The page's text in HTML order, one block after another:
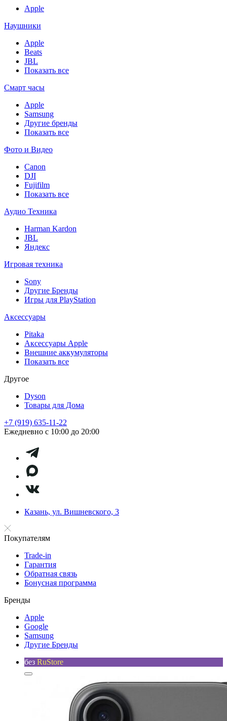
Apple
Наушники
Apple
Beats
JBL
Показать все
Смарт часы
Apple
Samsung
Другие бренды
Показать все
Фото и Видео
Canon
DJI
Fujifilm
Показать все
Аудио Техника
Harman Kardon
JBL
Яндекс
Игровая техника
Sony
Другие Бренды
Игры для PlayStation
Аксессуары
Pitaka
Аксессуары Apple
Внешние аккумуляторы
Показать все
Другое
Dyson
Товары для Дома
+7 (919) 635-11-22
Ежедневно с 10:00 до 20:00
Казань, ул. Вишневского, 3
Покупателям
Trade-in
Гарантия
Обратная связь
Бонусная программа
Бренды
Apple
Google
Samsung
Другие Бренды
без RuStore